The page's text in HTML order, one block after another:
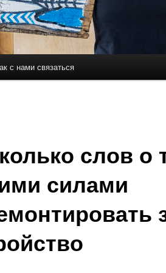
содержимому
с нами связаться
слов о
силами